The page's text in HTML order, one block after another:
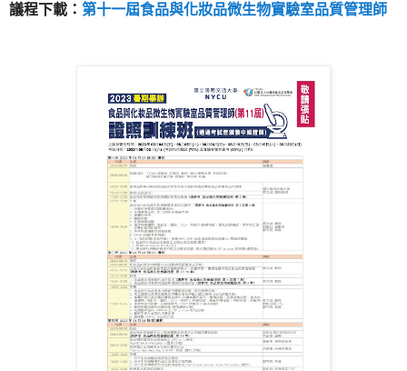
議程下載： 第十一屆食品與化妝品微生物實驗室品質管理師